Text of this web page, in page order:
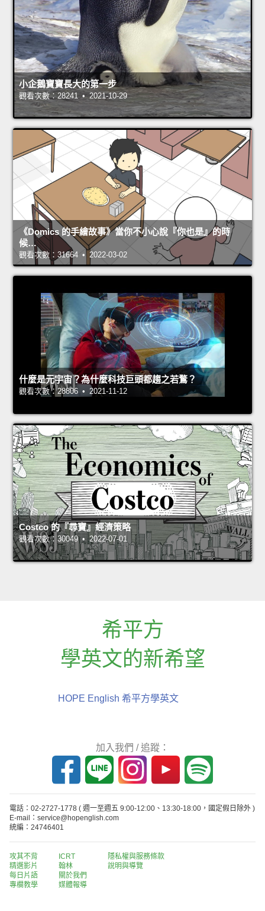
小企鵝寶寶長大的第一步
觀看次數：28241 • 2021-10-29
《Domics 的手繪故事》當你不小心說『你也是』的時
候…
觀看次數：31664 • 2022-03-02
什麼是元宇宙？為什麼科技巨頭都趨之若鶩？
觀看次數：28806 • 2021-11-12
Costco 的『尋寶』經濟策略
觀看次數：30049 • 2022-07-01
希平方
學英文的新希望
HOPE English 希平方學英文
加入我們 / 追蹤：
電話：02-2727-1778 ( 週一至週五 9:00-12:00、13:30-18:00，國定假日除外 )
E-mail：service@hopenglish.com
統編：24746401
攻其不背
精選影片
每日片語
專欄教學
ICRT
翰林
關於我們
媒體報導
隱私權與服務條款
說明與導覽